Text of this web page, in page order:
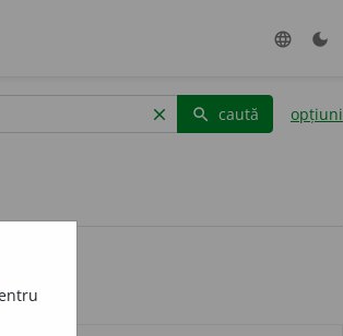
language dark_mode
clear search caută opțiuni